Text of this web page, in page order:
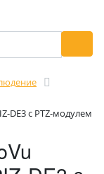
DE3 с PTZ-модулем